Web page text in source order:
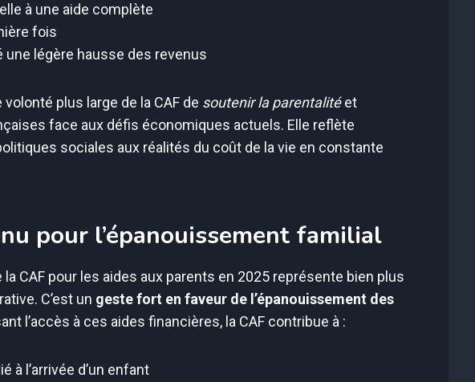
à une aide complète
fois
une légère hausse des revenus
plus large de la CAF de soutenir la parentalitéet
face aux défis économiques actuels. Elle reflète
sociales aux réalités du coût de la vie en constante
pour l’épanouissement familial
CAF pour les aides aux parents en 2025 représente bien plus
C’est un geste fort en faveur de l’épanouissement des
l’accès à ces aides financières, la CAF contribue à :
à l’arrivée d’un enfant